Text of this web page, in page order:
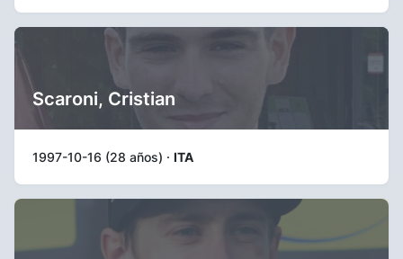
Scaroni, Cristian
1997-10-16 (28 años) · ITA